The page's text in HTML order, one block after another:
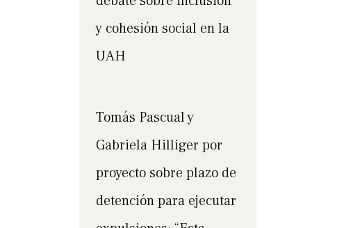
y cohesión social en la
UAH
Tomás Pascual y
Gabriela Hilliger por
proyecto sobre plazo de
detención para ejecutar